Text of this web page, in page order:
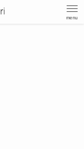
menu